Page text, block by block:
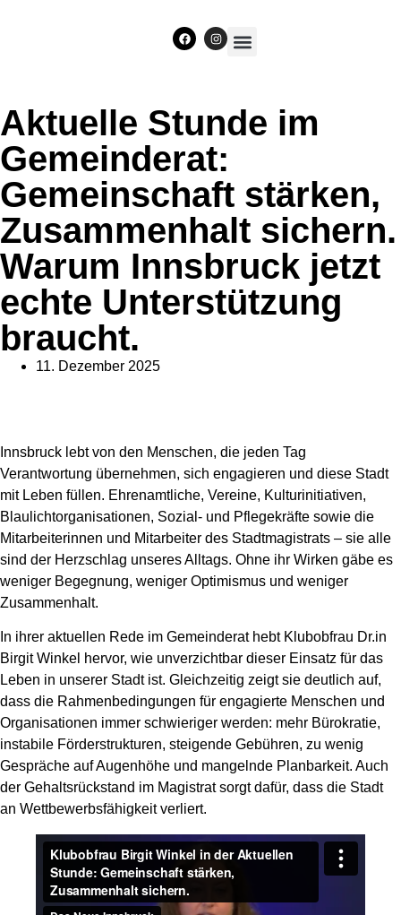
Aktuelle Stunde im
Gemeinderat:
Gemeinschaft stärken,
Zusammenhalt sichern.
Warum Innsbruck jetzt
echte Unterstützung
braucht.
11. Dezember 2025
Innsbruck lebt von den Menschen, die jeden Tag
Verantwortung übernehmen, sich engagieren und diese Stadt
mit Leben füllen. Ehrenamtliche, Vereine, Kulturinitiativen,
Blaulichtorganisationen, Sozial- und Pflegekräfte sowie die
Mitarbeiterinnen und Mitarbeiter des Stadtmagistrats – sie alle
sind der Herzschlag unseres Alltags. Ohne ihr Wirken gäbe es
weniger Begegnung, weniger Optimismus und weniger
Zusammenhalt.
In ihrer aktuellen Rede im Gemeinderat hebt Klubobfrau Dr.in
Birgit Winkel hervor, wie unverzichtbar dieser Einsatz für das
Leben in unserer Stadt ist. Gleichzeitig zeigt sie deutlich auf,
dass die Rahmenbedingungen für engagierte Menschen und
Organisationen immer schwieriger werden: mehr Bürokratie,
instabile Förderstrukturen, steigende Gebühren, zu wenig
Gespräche auf Augenhöhe und mangelnde Planbarkeit. Auch
der Gehaltsrückstand im Magistrat sorgt dafür, dass die Stadt
an Wettbewerbsfähigkeit verliert.